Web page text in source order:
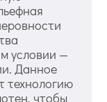
условии —
Данное
технологию
чтобы